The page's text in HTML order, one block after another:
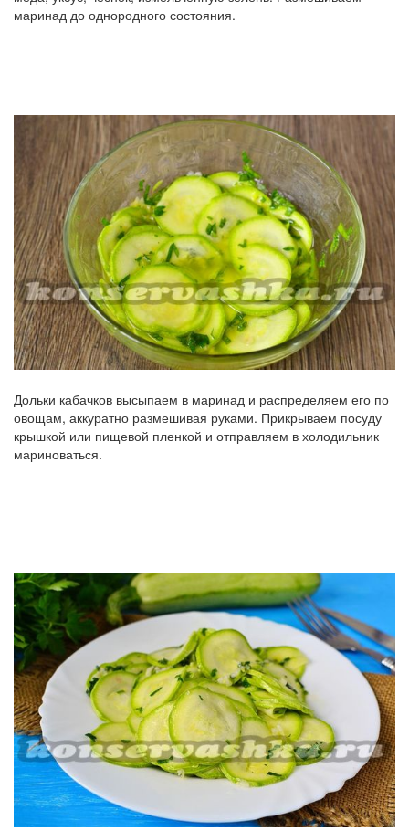
маринад до однородного состояния.
Дольки кабачков высыпаем в маринад и распределяем его по
овощам, аккуратно размешивая руками. Прикрываем посуду
крышкой или пищевой пленкой и отправляем в холодильник
мариноваться.